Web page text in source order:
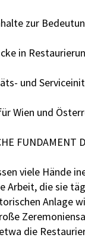
zur
in
und
Wien und
FUNDAMENT
viele Hände
die sie
Anlage
die